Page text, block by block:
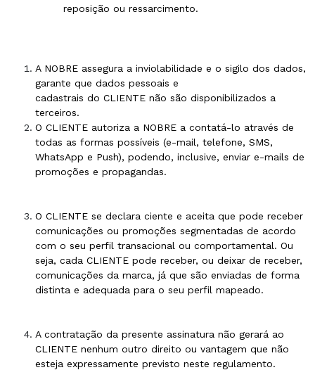
reposição ou ressarcimento.
A NOBRE assegura a inviolabilidade e o sigilo dos dados,
garante que dados pessoais e
cadastrais do CLIENTE não são disponibilizados a
terceiros.
O CLIENTE autoriza a NOBRE a contatá-lo através de
todas as formas possíveis (e-mail, telefone, SMS,
WhatsApp e Push), podendo, inclusive, enviar e-mails de
promoções e propagandas.
O CLIENTE se declara ciente e aceita que pode receber
comunicações ou promoções segmentadas de acordo
com o seu perfil transacional ou comportamental. Ou
seja, cada CLIENTE pode receber, ou deixar de receber,
comunicações da marca, já que são enviadas de forma
distinta e adequada para o seu perfil mapeado.
A contratação da presente assinatura não gerará ao
CLIENTE nenhum outro direito ou vantagem que não
esteja expressamente previsto neste regulamento.